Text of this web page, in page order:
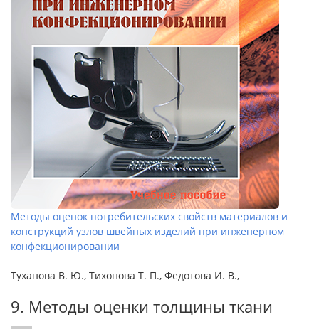
Методы оценок потребительских свойств материалов и
конструкций узлов швейных изделий при инженерном
конфекционировании
Туханова В. Ю., Тихонова Т. П., Федотова И. В.,
9. Методы оценки толщины ткани